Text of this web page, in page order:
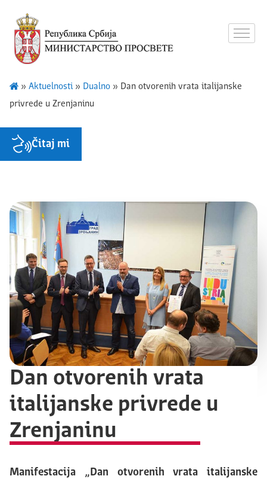
» Aktuelnosti» Dualno » Dan otvorenih vrata italijanske
privrede u Zrenjaninu
Čitaj mi
Dan otvorenih vrata
italijanske privrede u
Zrenjaninu
Manifestacija „Dan otvorenih vrata italijanske